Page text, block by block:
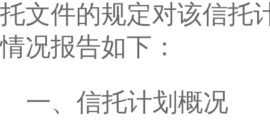
托文件的规定对该信托
情况报告如下：
一、信托计划概况